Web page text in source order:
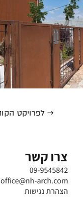
לפרויקט הקודם →
צרו קשר
09-9545842
office@nh-arch.com
הצהרת נגישות